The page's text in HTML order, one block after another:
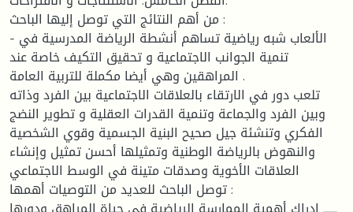
من أهم النتائج التي توصل إليها الباحث :
- الألعاب شبه رياضية تساهم أنشطة الرياضة المدرسية في
تنمية الجوانب الاجتماعية و تحقيق التكيف خاصة عند
المراهقين وهي أيضا مكملة للتربية العامة .
تلعب دور في الارتقاء بالعلاقات الاجتماعية بين الفرد وذاته
وبين الفرد والجماعة وتنمية القدرات العقلية و تطوير النضج
الفكري وتنشئة جيل صحيح البنية الجسمية وقوي الشخصية
والنهوض بالرياضة الوطنية وتمثيلها أحسن تمثيل وإنشاء
العلاقات الأخوية وصدقات متينة في الوسط الاجتماعي
توصل الباحث للعديد من التوصيات أهمها :